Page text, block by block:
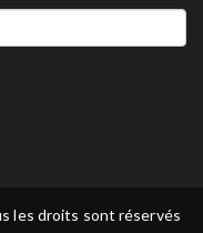
les droits sont réservés